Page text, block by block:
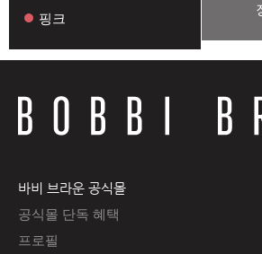
핑크
바비 브라운 공식몰
공식몰 단독 혜택
프로필